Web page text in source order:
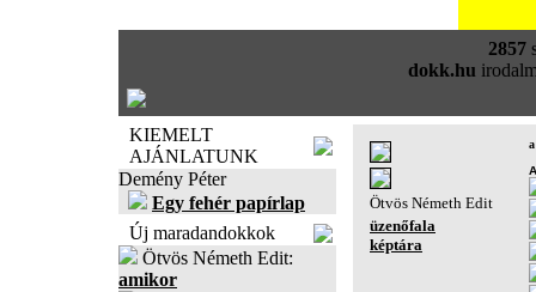
2857
dokk.hu
KIEMELT
AJÁNLATUNK
Demény Péter
Egy fehér papírlap
Új maradandokkok
Ötvös Németh Edit:
amikor
Ötvös Németh Edit
üzenőfala
képtára